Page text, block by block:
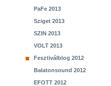
PaFe 2013
Sziget 2013
SZIN 2013
VOLT 2013
Fesztiválblog 2012
Balatonsound 2012
EFOTT 2012